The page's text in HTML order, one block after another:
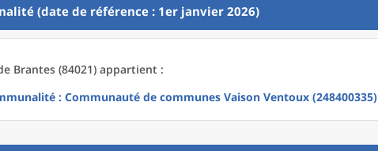
(date de référence : 1er janvier 2026)
Brantes (84021) appartient :
: Communauté de communes Vaison Ventoux (248400335)